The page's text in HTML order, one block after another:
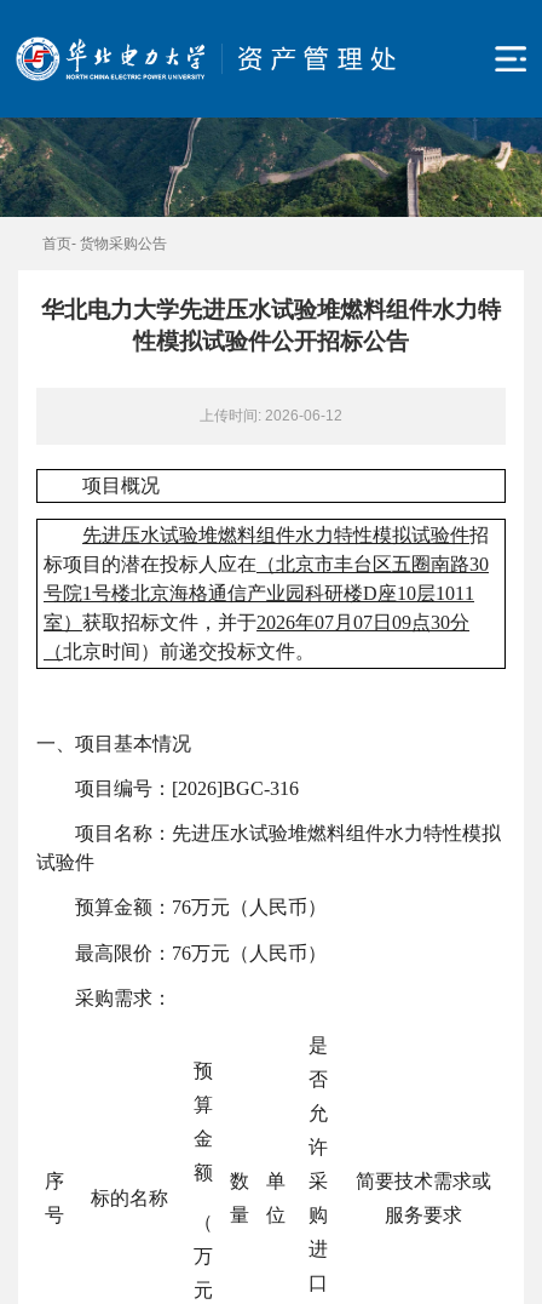
首页- 货物采购公告
华北电力大学先进压水试验堆燃料组件水力特
性模拟试验件公开招标公告
上传时间: 2026-06-12
项目概况
先进压水试验堆燃料组件水力特性模拟试验件招
标项目的潜在投标人应在 （北京市丰台区五圈南路30
号院1号楼北京海格通信产业园科研楼D座10层1011
室） 获取招标文件，并于2026年07月07日09点30分
（北京时间）前递交投标文件。
一、项目基本情况
项目编号： [2026]BGC-316
项目名称： 先进压水试验堆燃料组件水力特性模拟
试验件
预算金额： 76万元（人民币）
最高限价： 76万元（人民币）
采购需求：
序
号
标的名称
预
算
金
额
（
万
元
数
量
单
位
是
否
允
许
采
购
进
口
简要技术需求或
服务要求